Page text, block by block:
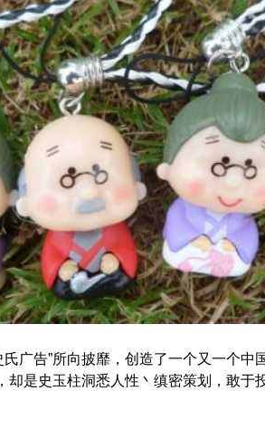
氏广告”所向披靡，创造了一个又一个中
却是史玉柱洞悉人性丶缜密策划，敢于